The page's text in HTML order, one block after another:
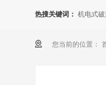
热搜关键词： 机电式
您当前的位置：